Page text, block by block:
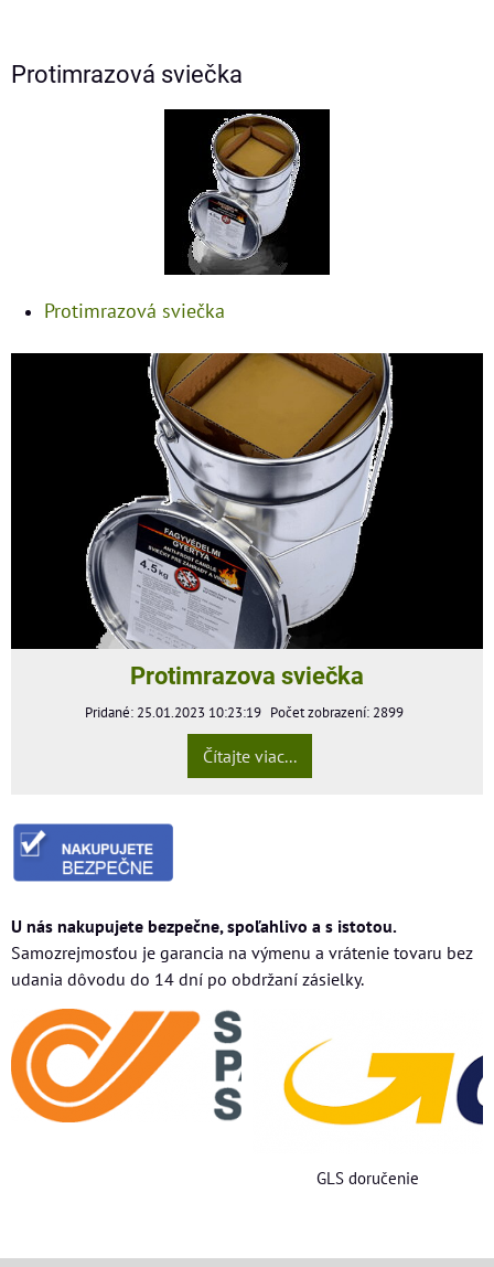
Protimrazová sviečka
Protimrazová sviečka
Protimrazova sviečka
Pridané: 25.01.2023 10:23:19 Počet zobrazení: 2899
Čítajte viac...
U nás nakupujete bezpečne, spoľahlivo a s istotou.
Samozrejmosťou je garancia na výmenu a vrátenie tovaru bez
udania dôvodu do 14 dní po obdržaní zásielky.
GLS doručenie